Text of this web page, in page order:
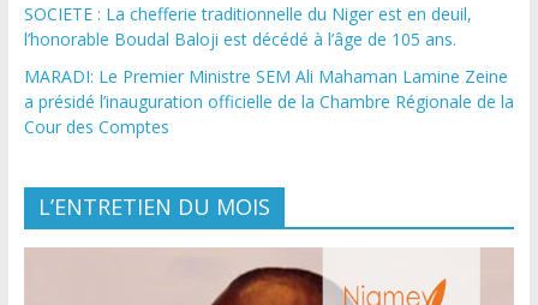
SOCIETE : La chefferie traditionnelle du Niger est en deuil,
l’honorable Boudal Baloji est décédé à l’âge de 105 ans.
MARADI: Le Premier Ministre SEM Ali Mahaman Lamine Zeine
a présidé l’inauguration officielle de la Chambre Régionale de la
Cour des Comptes
L’ENTRETIEN DU MOIS